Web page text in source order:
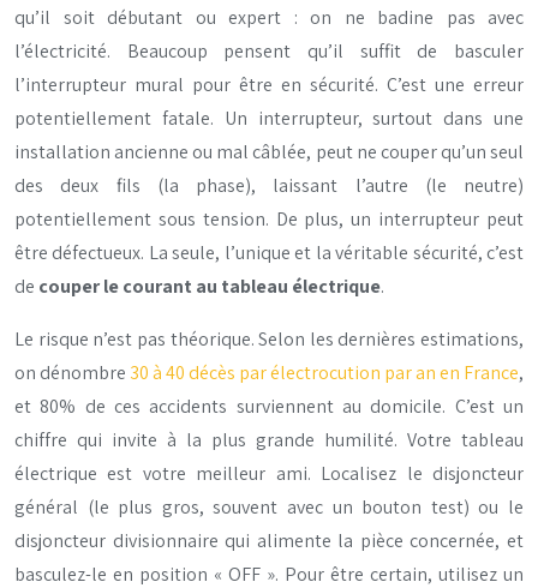
qu’il soit débutant ou expert : on ne badine pas avec
l’électricité. Beaucoup pensent qu’il suffit de basculer
l’interrupteur mural pour être en sécurité. C’est une erreur
potentiellement fatale. Un interrupteur, surtout dans une
installation ancienne ou mal câblée, peut ne couper qu’un seul
des deux fils (la phase), laissant l’autre (le neutre)
potentiellement sous tension. De plus, un interrupteur peut
être défectueux. La seule, l’unique et la véritable sécurité, c’est
de couper le courant au tableau électrique.
Le risque n’est pas théorique. Selon les dernières estimations,
on dénombre 30 à 40 décès par électrocution par an en France,
et 80% de ces accidents surviennent au domicile. C’est un
chiffre qui invite à la plus grande humilité. Votre tableau
électrique est votre meilleur ami. Localisez le disjoncteur
général (le plus gros, souvent avec un bouton test) ou le
disjoncteur divisionnaire qui alimente la pièce concernée, et
basculez-le en position « OFF ». Pour être certain, utilisez un